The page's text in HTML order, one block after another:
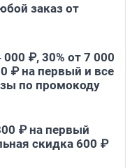
заказ от
₽, 30% от 7 000
₽ на первый и все
по промокоду
₽ на первый
скидка 600 ₽